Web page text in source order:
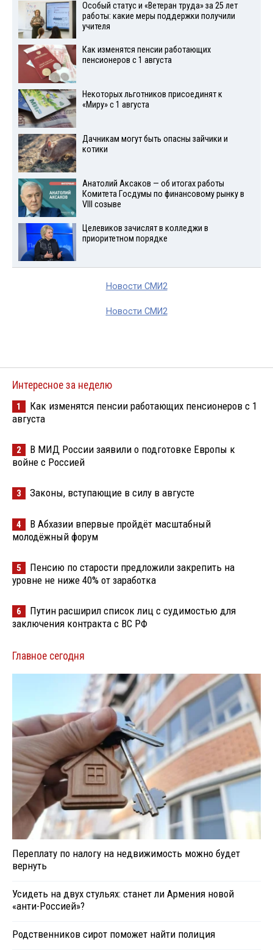
Особый статус и «Ветеран труда» за 25 лет
работы: какие меры поддержки получили
учителя
Как изменятся пенсии работающих
пенсионеров с 1 августа
Некоторых льготников присоединят к
«Миру» с 1 августа
Дачникам могут быть опасны зайчики и
котики
Анатолий Аксаков — об итогах работы
Комитета Госдумы по финансовому рынку в
VIII созыве
Целевиков зачислят в колледжи в
приоритетном порядке
Новости СМИ2
Новости СМИ2
Интересное за неделю
1
Как изменятся пенсии работающих пенсионеров с 1
августа
2
В МИД России заявили о подготовке Европы к
войне с Россией
3 Законы, вступающие в силу в августе
4
В Абхазии впервые пройдёт масштабный
молодёжный форум
5
Пенсию по старости предложили закрепить на
уровне не ниже 40% от заработка
6
Путин расширил список лиц с судимостью для
заключения контракта с ВС РФ
Главное сегодня
Переплату по налогу на недвижимость можно будет
вернуть
Усидеть на двух стульях: станет ли Армения новой
«анти-Россией»?
Родственников сирот поможет найти полиция